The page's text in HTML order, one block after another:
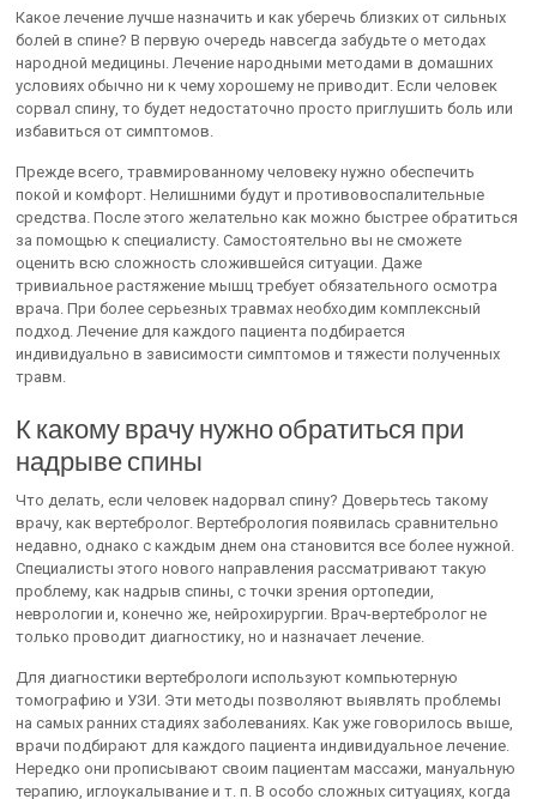
Какое лечение лучше назначить и как уберечь близких от сильных
болей в спине? В первую очередь навсегда забудьте о методах
народной медицины. Лечение народными методами в домашних
условиях обычно ни к чему хорошему не приводит. Если человек
сорвал спину, то будет недостаточно просто приглушить боль или
избавиться от симптомов.
Прежде всего, травмированному человеку нужно обеспечить
покой и комфорт. Нелишними будут и противовоспалительные
средства. После этого желательно как можно быстрее обратиться
за помощью к специалисту. Самостоятельно вы не сможете
оценить всю сложность сложившейся ситуации. Даже
тривиальное растяжение мышц требует обязательного осмотра
врача. При более серьезных травмах необходим комплексный
подход. Лечение для каждого пациента подбирается
индивидуально в зависимости симптомов и тяжести полученных
травм.
К какому врачу нужно обратиться при
надрыве спины
Что делать, если человек надорвал спину? Доверьтесь такому
врачу, как вертебролог. Вертебрология появилась сравнительно
недавно, однако с каждым днем она становится все более нужной.
Специалисты этого нового направления рассматривают такую
проблему, как надрыв спины, с точки зрения ортопедии,
неврологии и, конечно же, нейрохирургии. Врач-вертебролог не
только проводит диагностику, но и назначает лечение.
Для диагностики вертебрологи используют компьютерную
томографию и УЗИ. Эти методы позволяют выявлять проблемы
на самых ранних стадиях заболеваниях. Как уже говорилось выше,
врачи подбирают для каждого пациента индивидуальное лечение.
Нередко они прописывают своим пациентам массажи, мануальную
терапию, иглоукалывание и т. п. В особо сложных ситуациях, когда